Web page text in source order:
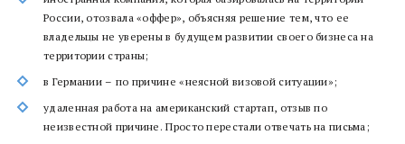
России, отозвала «оффер», объясняя решение тем, что ее
владельцы не уверены в будущем развитии своего бизнеса на
территории страны;
в Германии – по причине «неясной визовой ситуации»;
удаленная работа на американский стартап, отзыв по
неизвестной причине. Просто перестали отвечать на письма;